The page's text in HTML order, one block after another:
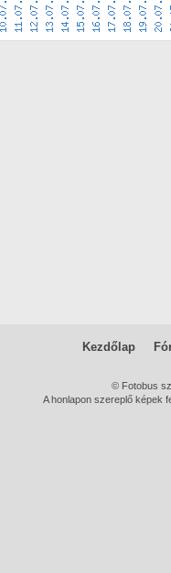
Kezdőlap
© Fotobus
A honlapon szereplő képek